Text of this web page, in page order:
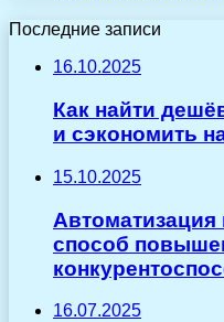
Последние записи
16.10.2025
Как найти
и сэкономить
15.10.2025
способ
16.07.2025